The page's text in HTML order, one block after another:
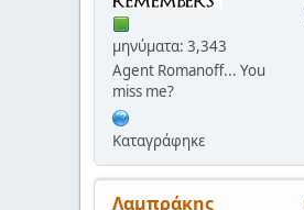
μηνύματα: 3,343
Agent Romanoff... You
miss me?
Καταγράφηκε
Λαμπράκης